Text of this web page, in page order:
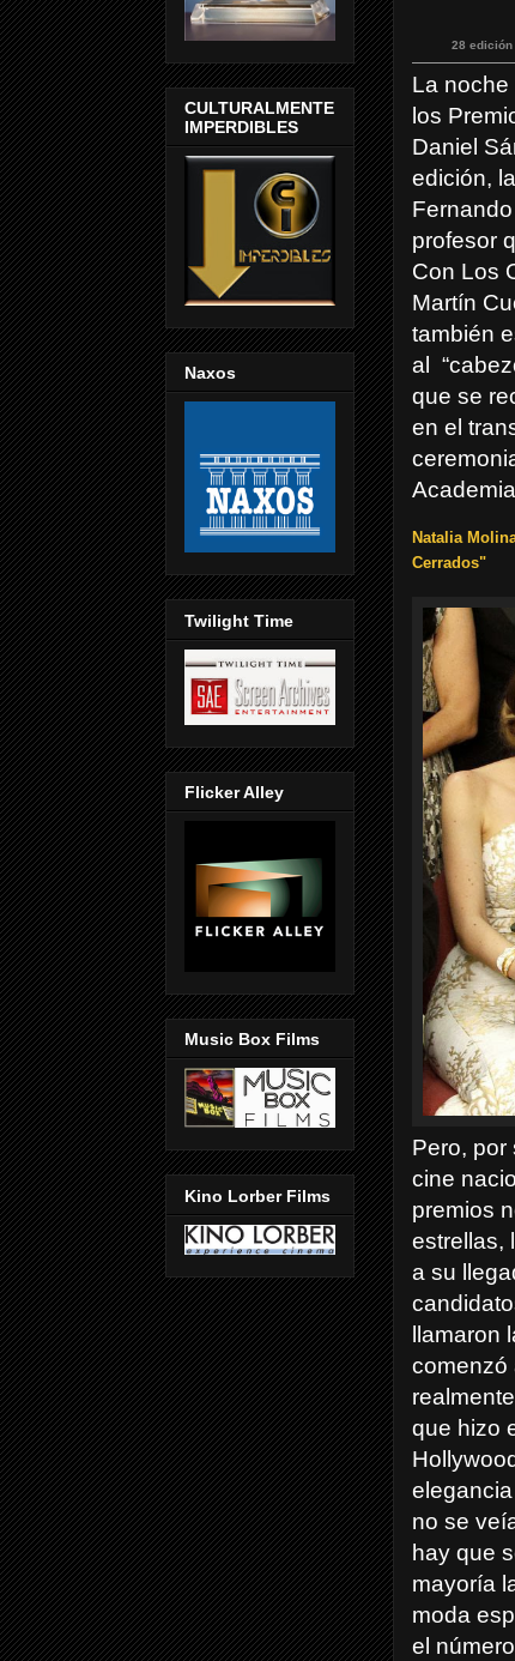
28 edición
La noche
los
Daniel
edición,
profesor
Con Los
Martín
también
al
que se
en el
Natalia
Cerrados"
Pero, por
cine
premios
estrellas,
a su
llamaron
comenzó
que hizo
no se
hay que
mayoría
moda
el
CULTURALMENTE
IMPERDIBLES
Naxos
Twilight Time
Flicker Alley
Music Box Films
Kino Lorber Films